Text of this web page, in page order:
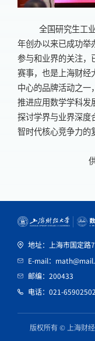
全国研究生工
年创办以来已成功举
参与和业界的关注，
赛事，也是上海财经
中心的品牌活动之一
推进应用数学学科发
探讨学界与业界深度
智时代核心竞争力的
地址：上海市国定路
E-mail：
邮编：200433
电话：021-65902502
版权所有 © 上海财